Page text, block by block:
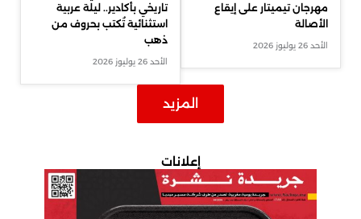
مهرجان تيميتار على إيقاع
الأصالة
الأحد 26 يوليوز 2026
تاريخي بأكادير.. ليلة عربية
استثنائية تُكتب بحروف من
ذهب
الأحد 26 يوليوز 2026
المزيد
إعلانات